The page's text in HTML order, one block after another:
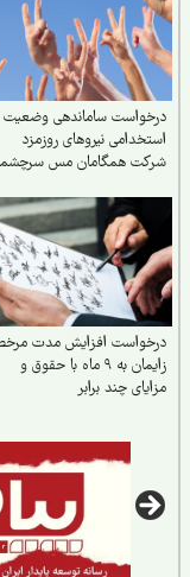
ساماندهی وضعیت
نیروهای روزمزد
همگامان مس سرچشمه
افزایش مدت مرخصی
زایمان به ۹ ماه با حقوق و
چند برابر